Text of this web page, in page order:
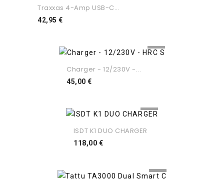
Traxxas 4-Amp USB-C...
42,95 €Preço
Charger - 12/230V -...
45,00 €Preço
ISDT K1 DUO CHARGER
118,00 €Preço